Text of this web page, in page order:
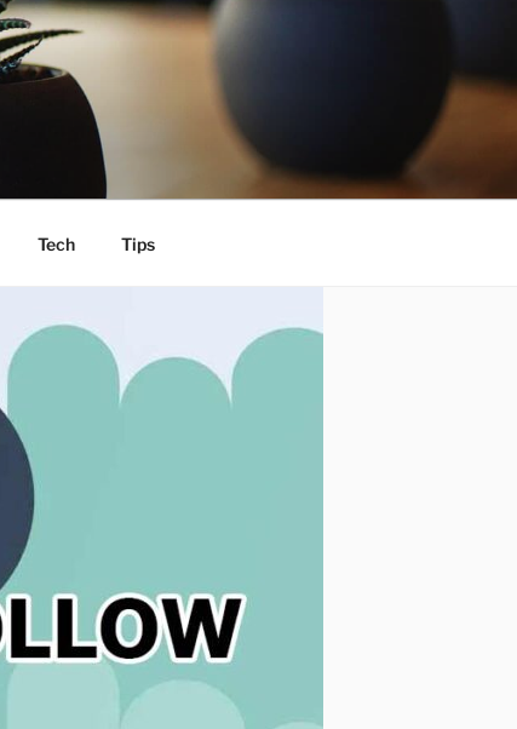
Tech Tips